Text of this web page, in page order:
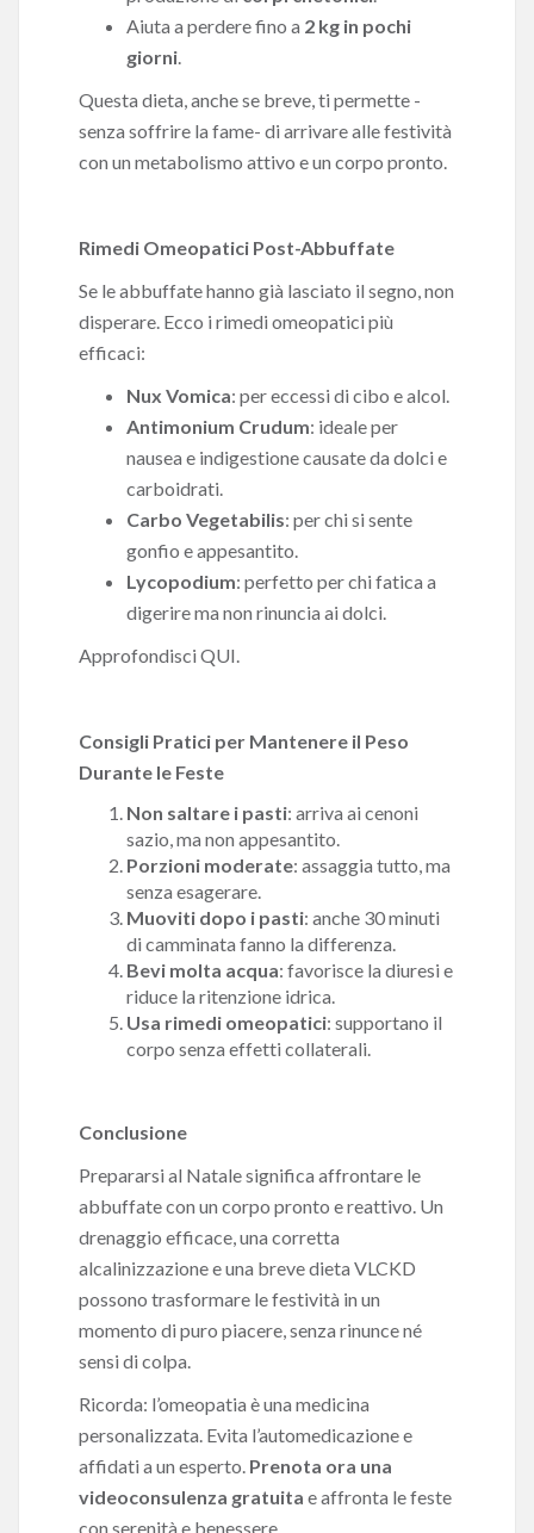
Aiuta a perdere fino a 2 kg in pochi
giorni.
Questa dieta, anche se breve, ti permette -
senza soffrire la fame- di arrivare alle festività
con un metabolismo attivo e un corpo pronto.
Rimedi Omeopatici Post-Abbuffate
Se le abbuffate hanno già lasciato il segno, non
disperare. Ecco i rimedi omeopatici più
efficaci:
Nux Vomica: per eccessi di cibo e alcol.
Antimonium Crudum: ideale per
nausea e indigestione causate da dolci e
carboidrati.
Carbo Vegetabilis: per chi si sente
gonfio e appesantito.
Lycopodium: perfetto per chi fatica a
digerire ma non rinuncia ai dolci.
Approfondisci QUI.
Consigli Pratici per Mantenere il Peso
Durante le Feste
Non saltare i pasti: arriva ai cenoni
sazio, ma non appesantito.
Porzioni moderate: assaggia tutto, ma
senza esagerare.
Muoviti dopo i pasti: anche 30 minuti
di camminata fanno la differenza.
Bevi molta acqua: favorisce la diuresi e
riduce la ritenzione idrica.
Usa rimedi omeopatici: supportano il
corpo senza effetti collaterali.
Conclusione
Prepararsi al Natale significa affrontare le
abbuffate con un corpo pronto e reattivo. Un
drenaggio efficace, una corretta
alcalinizzazione e una breve dieta VLCKD
possono trasformare le festività in un
momento di puro piacere, senza rinunce né
sensi di colpa.
Ricorda: l’omeopatia è una medicina
personalizzata. Evita l’automedicazione e
affidati a un esperto. Prenota ora una
videoconsulenza gratuita e affronta le feste
con serenità e benessere.